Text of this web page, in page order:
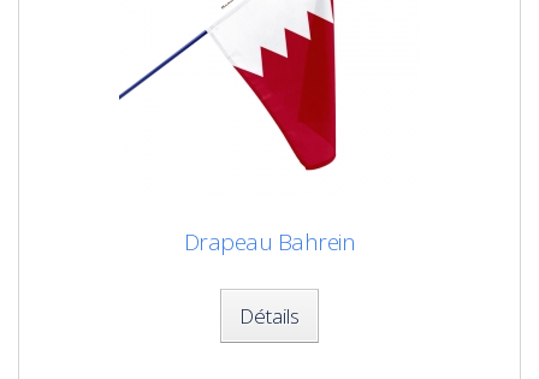
Drapeau Bahrein
Détails